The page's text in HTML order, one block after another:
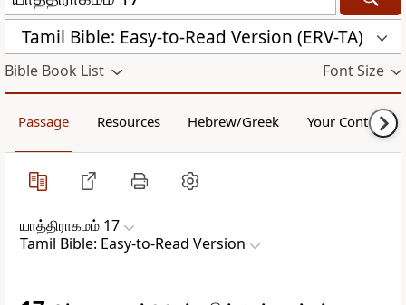
Tamil Bible: Easy-to-Read Version (ERV-TA)
Bible Book List Font Size
Passage Resources Hebrew/Greek Your Content
யாத்திராகமம் 17
Tamil Bible: Easy-to-Read Version